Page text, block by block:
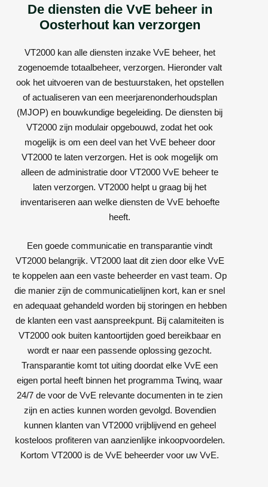
De diensten die VvE beheer in
Oosterhout kan verzorgen
VT2000 kan alle diensten inzake VvE beheer, het
zogenoemde totaalbeheer, verzorgen. Hieronder valt
ook het uitvoeren van de bestuurstaken, het opstellen
of actualiseren van een meerjarenonderhoudsplan
(MJOP) en bouwkundige begeleiding. De diensten bij
VT2000 zijn modulair opgebouwd, zodat het ook
mogelijk is om een deel van het VvE beheer door
VT2000 te laten verzorgen. Het is ook mogelijk om
alleen de administratie door VT2000 VvE beheer te
laten verzorgen. VT2000 helpt u graag bij het
inventariseren aan welke diensten de VvE behoefte
heeft.
Een goede communicatie en transparantie vindt
VT2000 belangrijk. VT2000 laat dit zien door elke VvE
te koppelen aan een vaste beheerder en vast team. Op
die manier zijn de communicatielijnen kort, kan er snel
en adequaat gehandeld worden bij storingen en hebben
de klanten een vast aanspreekpunt. Bij calamiteiten is
VT2000 ook buiten kantoortijden goed bereikbaar en
wordt er naar een passende oplossing gezocht.
Transparantie komt tot uiting doordat elke VvE een
eigen portal heeft binnen het programma Twinq, waar
24/7 de voor de VvE relevante documenten in te zien
zijn en acties kunnen worden gevolgd. Bovendien
kunnen klanten van VT2000 vrijblijvend en geheel
kosteloos profiteren van aanzienlijke inkoopvoordelen.
Kortom VT2000 is de VvE beheerder voor uw VvE.